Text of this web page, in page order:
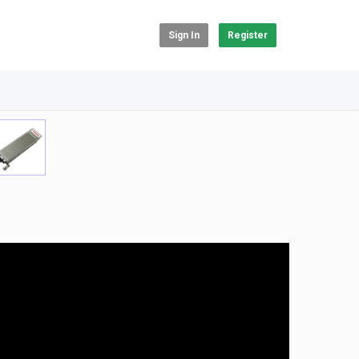
Sign In Register